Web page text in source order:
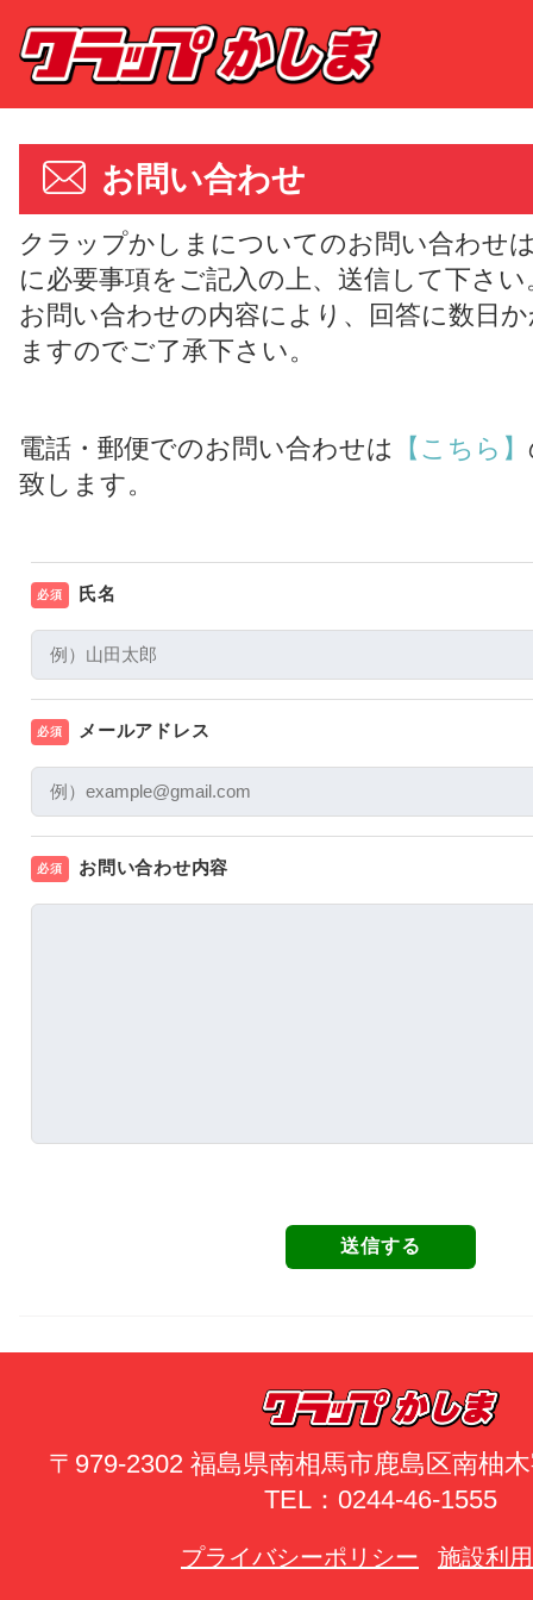
お問い合わせ
クラップかしまについてのお問い合わせ
に必要事項をご記入の上、送信して下さい
お問い合わせの内容により、回答に数日
ますのでご了承下さい。
電話・郵便でのお問い合わせは 【こちら】
致します。
必須 氏名
必須 メールアドレス
必須 お問い合わせ内容
〒979-2302 福島県南相馬市鹿島区南柚
TEL：0244-46-1555
プライバシーポリシー 施設利